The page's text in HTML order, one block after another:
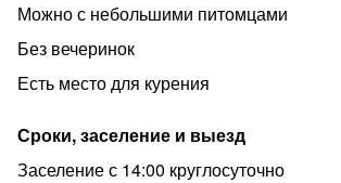
Можно с небольшими питомцами
Без вечеринок
Есть место для курения
Сроки, заселение и выезд
Заселение с 14:00 круглосуточно